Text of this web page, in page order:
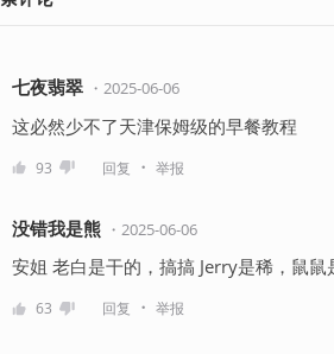
七夜翡翠 ・ 2025-06-06
这必然少不了天津保姆级的早餐教程
93 回复 ・ 举报
没错我是熊 ・ 2025-06-06
安姐 老白是干的，搞搞 Jerry是稀，鼠鼠
63 回复 ・ 举报